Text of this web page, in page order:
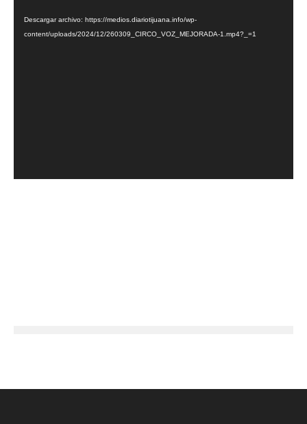
Descargar archivo: https://medios.diariotijuana.info/wp-
content/uploads/2024/12/260309_CIRCO_VOZ_MEJORADA-1.mp4?_=1